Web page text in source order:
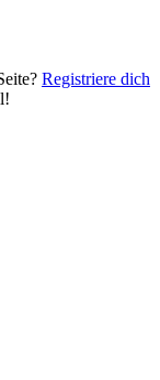
Registriere dich